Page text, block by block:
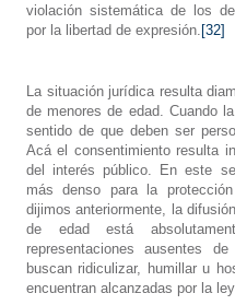
violación sistemática de los
por la libertad de expresión. [32]
La situación jurídica resulta
de menores de edad. Cuando
sentido de que deben ser
Acá el consentimiento resulta
del interés público. En este
más denso para la
dijimos anteriormente, la
de edad está
representaciones ausentes
buscan ridiculizar, humillar u
encuentran alcanzadas por la